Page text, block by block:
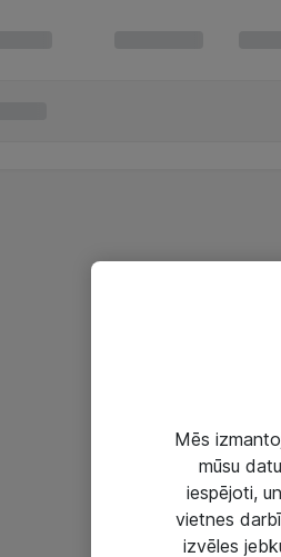
Mēs
mūsu
iespējoti,
vietnes
izvēles